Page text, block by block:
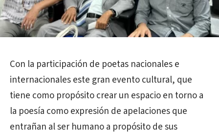
Con la participación de poetas nacionales e
internacionales este gran evento cultural, que
tiene como propósito crear un espacio en torno a
la poesía como expresión de apelaciones que
entrañan al ser humano a propósito de sus